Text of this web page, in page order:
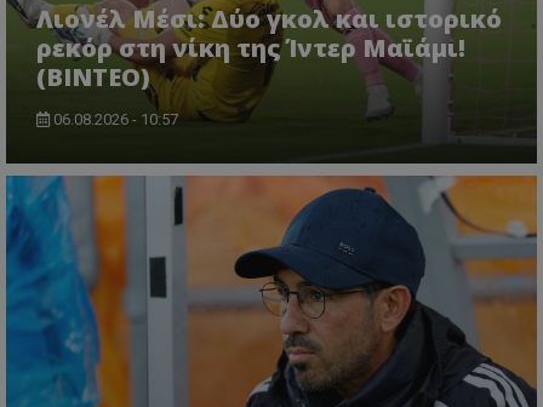
Λιονέλ Μέσι: Δύο γκολ και ιστορικό
ρεκόρ στη νίκη της Ίντερ Μαϊάμι!
(ΒΙΝΤΕΟ)
06.08.2026 - 10:57